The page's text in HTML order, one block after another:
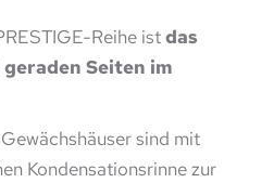
Reihe istdas
Seiten im
sind mit
Kondensationsrinne zur